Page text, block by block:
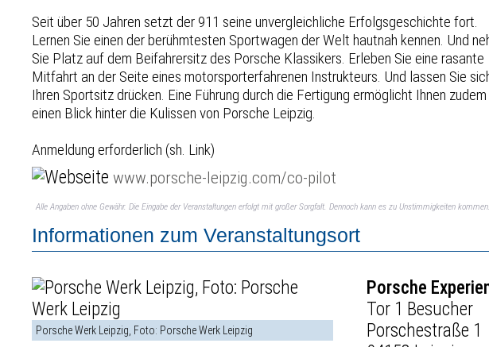
Seit über 50 Jahren setzt der 911 seine unvergleichliche Erfolgsgeschichte fort.
Lernen Sie einen der berühmtesten Sportwagen der Welt hautnah kennen. Und
Sie Platz auf dem Beifahrersitz des Porsche Klassikers. Erleben Sie eine rasante
Mitfahrt an der Seite eines motorsporterfahrenen Instrukteurs. Und lassen Sie
Ihren Sportsitz drücken. Eine Führung durch die Fertigung ermöglicht Ihnen zudem
einen Blick hinter die Kulissen von Porsche Leipzig.
Anmeldung erforderlich (sh. Link)
www.porsche-leipzig.com/co-pilot
Alle Angaben ohne Gewähr. Die Eingabe der Veranstaltungen erfolgt mit großer Sorgfalt. Dennoch kann es zu Unstimmigkeiten
Informationen zum Veranstaltungsort
Porsche Werk Leipzig, Foto: Porsche Werk Leipzig
Porsche
Tor 1 Besucher
Porschestraße 1